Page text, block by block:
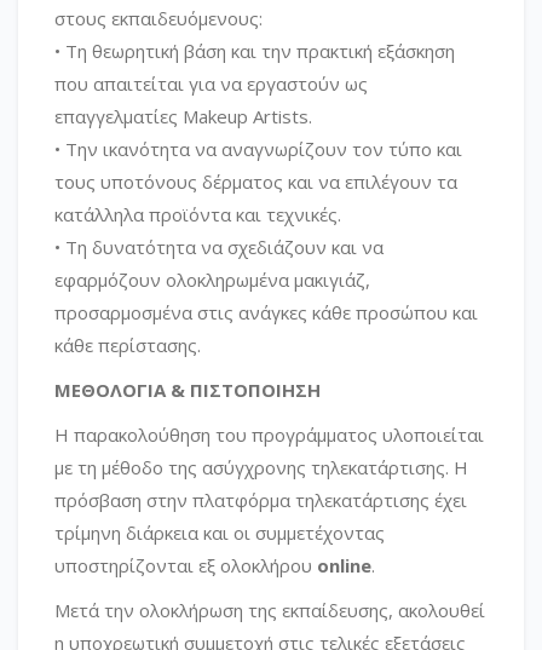
στους εκπαιδευόμενους:
• Τη θεωρητική βάση και την πρακτική εξάσκηση
που απαιτείται για να εργαστούν ως
επαγγελματίες Makeup Artists.
• Την ικανότητα να αναγνωρίζουν τον τύπο και
τους υποτόνους δέρματος και να επιλέγουν τα
κατάλληλα προϊόντα και τεχνικές.
• Τη δυνατότητα να σχεδιάζουν και να
εφαρμόζουν ολοκληρωμένα μακιγιάζ,
προσαρμοσμένα στις ανάγκες κάθε προσώπου και
κάθε περίστασης.
ΜΕΘΟΛΟΓΙΑ & ΠΙΣΤΟΠΟΙΗΣΗ
Η παρακολούθηση του προγράμματος υλοποιείται
με τη μέθοδο της ασύγχρονης τηλεκατάρτισης. Η
πρόσβαση στην πλατφόρμα τηλεκατάρτισης έχει
τρίμηνη διάρκεια και οι συμμετέχοντας
υποστηρίζονται εξ ολοκλήρου online.
Μετά την ολοκλήρωση της εκπαίδευσης, ακολουθεί
η υποχρεωτική συμμετοχή στις τελικές εξετάσεις